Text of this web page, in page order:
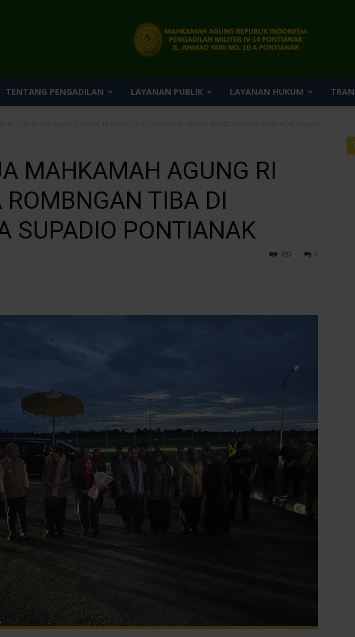
Pengadilan
Militer
TENTANG PENGADILAN LAYANAN PUBLIK LAYANAN HUKUM
MAHKAMAH AGUNG RI
ROMBNGAN TIBA DI
SUPADIO PONTIANAK
0
720